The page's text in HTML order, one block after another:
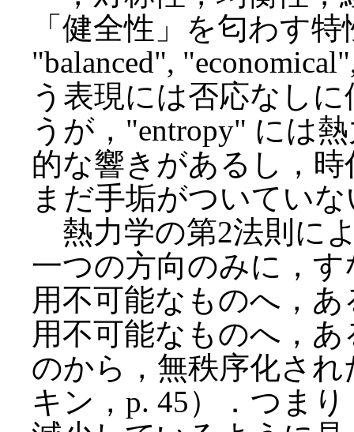
「健全性」を匂わす
"balanced",
う表現には否応なし
うが，"entropy" には
的な響きがあるし，
まだ手垢がついてい
熱力学の第2法則に
一つの方向のみに，
用不可能なものへ，
用不可能なものへ，
のから，無秩序化さ
キン，p. 45）．つま